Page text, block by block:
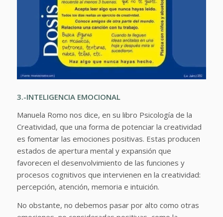
3.-INTELIGENCIA EMOCIONAL
Manuela Romo nos dice, en su libro Psicología de la
Creatividad, que una forma de potenciar la creatividad
es fomentar las emociones positivas. Estas producen
estados de apertura mental y expansión que
favorecen el desenvolvimiento de las funciones y
procesos cognitivos que intervienen en la creatividad:
percepción, atención, memoria e intuición.
No obstante, no debemos pasar por alto como otras